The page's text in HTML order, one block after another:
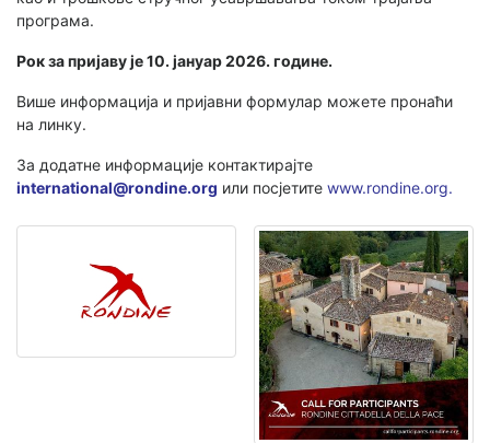
програма.
Рок за пријаву је 10. јануар 2026. године.
Више информација и пријавни формулар можете пронаћи
на линку.
За додатне информације контактирајте
international@rondine.org или посјетите www.rondine.org.